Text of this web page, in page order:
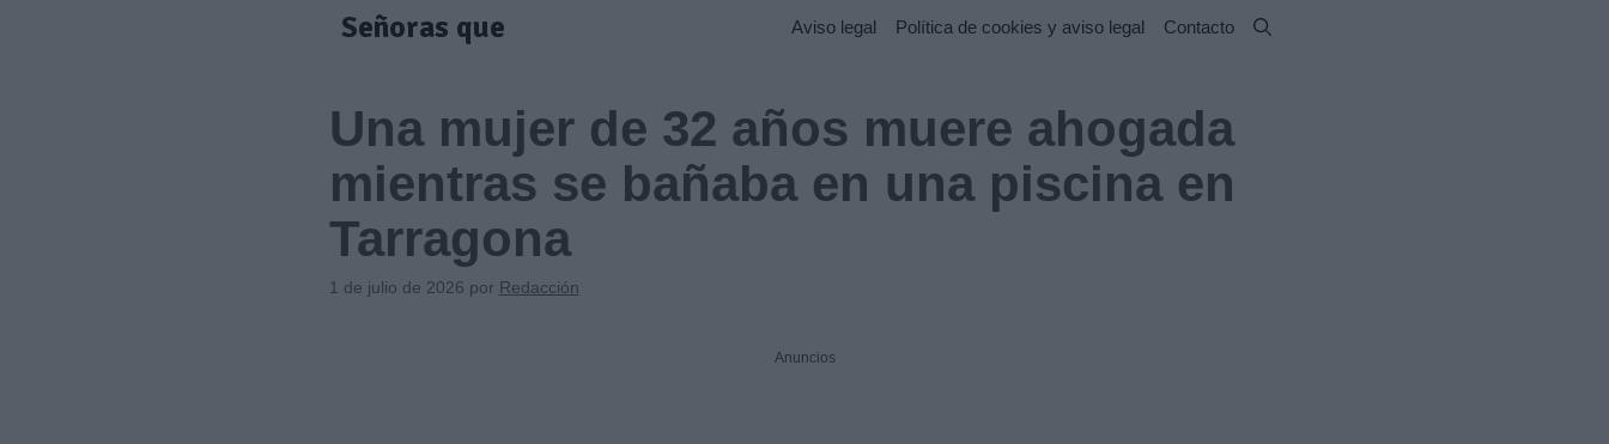
Señoras que Aviso legal Política de cookies y aviso legal Contacto
Una mujer de 32 años muere ahogada
mientras se bañaba en una piscina en
Tarragona
1 de julio de 2026 por Redacción
Anuncios